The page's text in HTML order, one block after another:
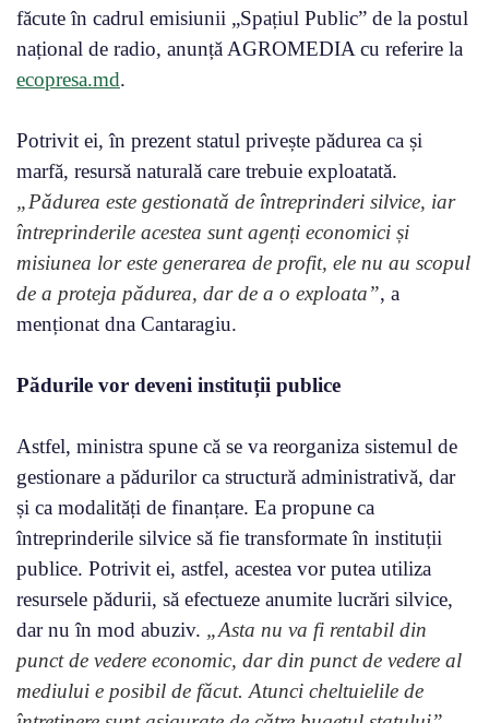
făcute în cadrul emisiunii „Spațiul Public” de la postul
național de radio, anunță AGROMEDIA cu referire la
ecopresa.md.
Potrivit ei, în prezent statul privește pădurea ca și
marfă, resursă naturală care trebuie exploatată.
„Pădurea este gestionată de întreprinderi silvice, iar
întreprinderile acestea sunt agenți economici și
misiunea lor este generarea de profit, ele nu au scopul
de a proteja pădurea, dar de a o exploata”, a
menționat dna Cantaragiu.
Pădurile vor deveni instituții publice
Astfel, ministra spune că se va reorganiza sistemul de
gestionare a pădurilor ca structură administrativă, dar
și ca modalități de finanțare. Ea propune ca
întreprinderile silvice să fie transformate în instituții
publice. Potrivit ei, astfel, acestea vor putea utiliza
resursele pădurii, să efectueze anumite lucrări silvice,
dar nu în mod abuziv. „Asta nu va fi rentabil din
punct de vedere economic, dar din punct de vedere al
mediului e posibil de făcut. Atunci cheltuielile de